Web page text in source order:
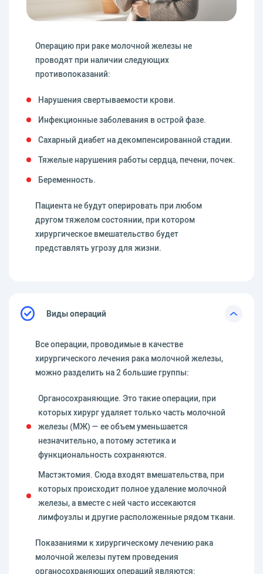
Операцию при раке молочной железы не
проводят при наличии следующих
противопоказаний:
Нарушения свертываемости крови.
Инфекционные заболевания в острой фазе.
Сахарный диабет на декомпенсированной стадии.
Тяжелые нарушения работы сердца, печени, почек.
Беременность.
Пациента не будут оперировать при любом
другом тяжелом состоянии, при котором
хирургическое вмешательство будет
представлять угрозу для жизни.
Виды операций
Все операции, проводимые в качестве
хирургического лечения рака молочной железы,
можно разделить на 2 большие группы:
Органосохраняющие. Это такие операции, при
которых хирург удаляет только часть молочной
железы (МЖ) — ее объем уменьшается
незначительно, а потому эстетика и
функциональность сохраняются.
Мастэктомия. Сюда входят вмешательства, при
которых происходит полное удаление молочной
железы, а вместе с ней часто иссекаются
лимфоузлы и другие расположенные рядом ткани.
Показаниями к хирургическому лечению рака
молочной железы путем проведения
органосохраняющих операций являются: